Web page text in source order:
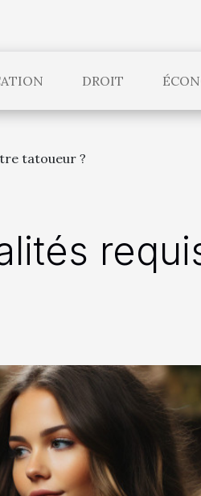
DROIT
tatoueur ?